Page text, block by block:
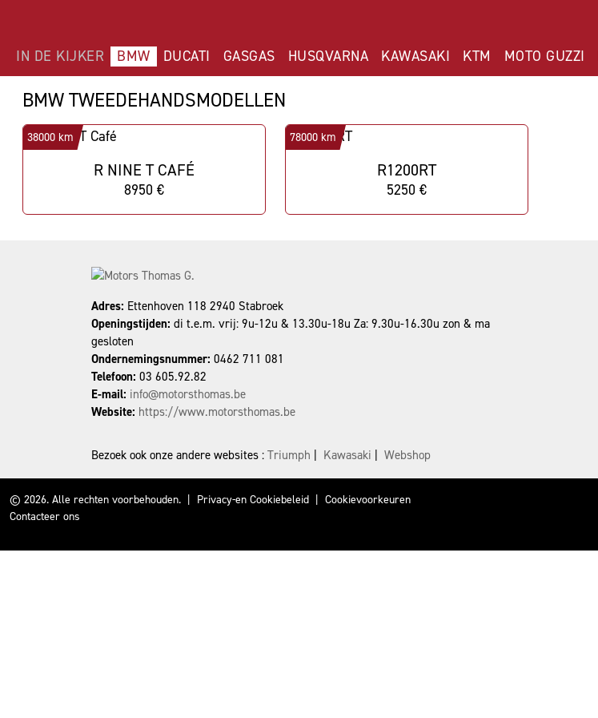
IN DE KIJKER BMW DUCATI GASGAS HUSQVARNA KAWASAKI KTM MOTO GUZZI
BMW TWEEDEHANDSMODELLEN
38000 km
R NINE T CAFÉ
8950 €
78000 km
R1200RT
5250 €
Adres: Ettenhoven 118 2940 Stabroek
Openingstijden: di t.e.m. vrij: 9u-12u & 13.30u-18u Za: 9.30u-16.30u zon & ma
gesloten
Ondernemingsnummer: 0462 711 081
Telefoon: 03 605.92.82
E-mail: info@motorsthomas.be
Website: https://www.motorsthomas.be
Bezoek ook onze andere websites : Triumph Kawasaki Webshop
© 2026. Alle rechten voorbehouden. | Privacy-en Cookiebeleid | Cookievoorkeuren
Contacteer ons